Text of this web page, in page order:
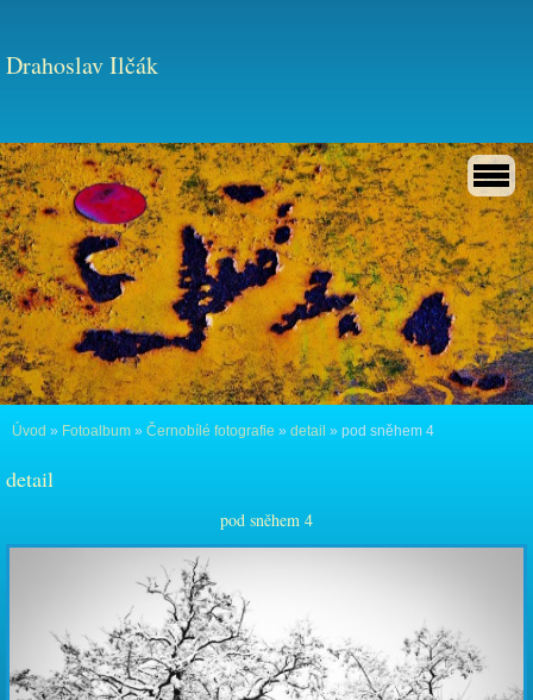
Drahoslav Ilčák
Úvod » Fotoalbum » Černobílé fotografie » detail » pod sněhem 4
detail
pod sněhem 4